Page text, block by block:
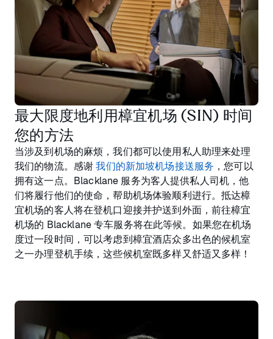
最大限度地利用樟宜机场 (SIN) 时间
您的方法
当涉及到机场的麻烦，我们都可以使用私人助理来处理
我们的物流。感谢我们的新加坡机场接送服务 ，您可以
拥有这一点。Blacklane 服务为客人提供私人司机，他
们将履行他们的使命，帮助机场体验顺利进行。抵达樟
宜机场的客人将在登机口迎接并护送到外面，前往樟宜
机场的 Blacklane 专车服务将在此等候。如果您在机场
度过一段时间，可以考虑到樟宜酒店众多出色的候机室
之一办理登机手续，这些候机室既多样又舒适又多样！